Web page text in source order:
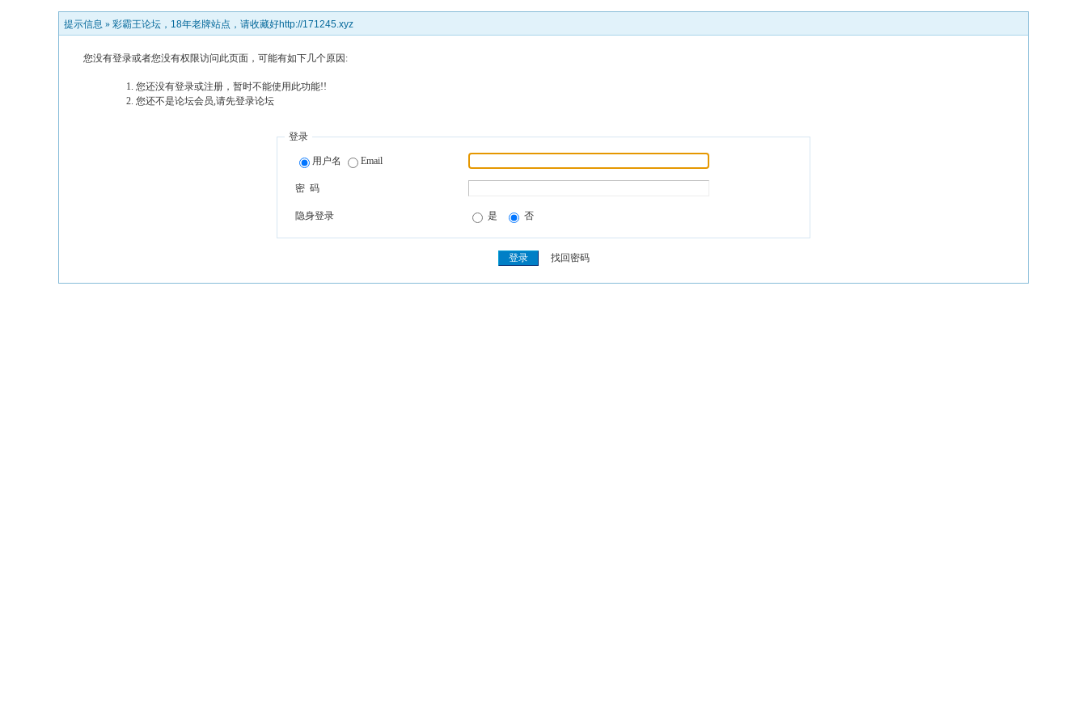
提示信息 » 彩霸王论坛，18年老牌站点，请收藏好http://171245.xyz
您没有登录或者您没有权限访问此页面，可能有如下几个原因:
您还没有登录或注册，暂时不能使用此功能!!
您还不是论坛会员,请先登录论坛
登录
用户名 Email
密 码
隐身登录 是 否
找回密码